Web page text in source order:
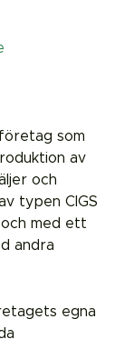
som
av
och
typen CIGS
med ett
andra
egna